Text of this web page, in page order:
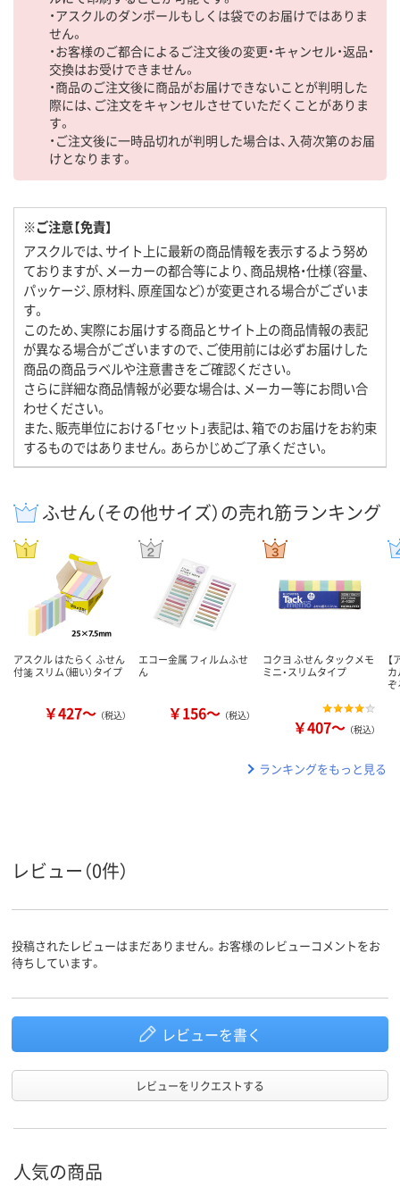
・アスクルのダンボールもしくは袋でのお届けではありま
せん。
・お客様のご都合によるご注文後の変更・キャンセル・返品・
交換はお受けできません。
・商品のご注文後に商品がお届けできないことが判明した
際には、ご注文をキャンセルさせていただくことがありま
す。
・ご注文後に一時品切れが判明した場合は、入荷次第のお届
けとなります。
※ご注意【免責】
アスクルでは、サイト上に最新の商品情報を表示するよう努め
ておりますが、メーカーの都合等により、商品規格・仕様（容量、
パッケージ、原材料、原産国など）が変更される場合がございま
す。
このため、実際にお届けする商品とサイト上の商品情報の表記
が異なる場合がございますので、ご使用前には必ずお届けした
商品の商品ラベルや注意書きをご確認ください。
さらに詳細な商品情報が必要な場合は、メーカー等にお問い合
わせください。
また、販売単位における「セット」表記は、箱でのお届けをお約束
するものではありません。あらかじめご了承ください。
ふせん（その他サイズ）の売れ筋ランキング
アスクル はたらく ふせん
付箋 スリム（細い）タイプ
￥427～ （税込）
エコー金属 フィルムふせ
ん
￥156～ （税込）
コクヨ ふせん タックメモ
ミニ・スリムタイプ
￥407～ （税込）
カ
ランキングをもっと見る
レビュー（0件）
投稿されたレビューはまだありません。お客様のレビューコメントをお
待ちしています。
レビューを書く
レビューをリクエストする
人気の商品